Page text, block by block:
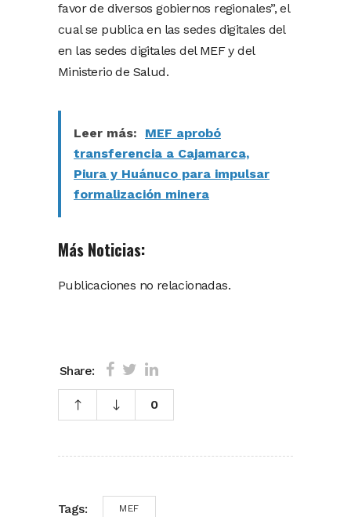
favor de diversos gobiernos regionales”, el
cual se publica en las sedes digitales del
en las sedes digitales del MEF y del
Ministerio de Salud.
Leer más:
MEF aprobó
transferencia a Cajamarca,
Piura y Huánuco para impulsar
formalización minera
Más Noticias:
Publicaciones no relacionadas.
Share:
0
Tags: MEF